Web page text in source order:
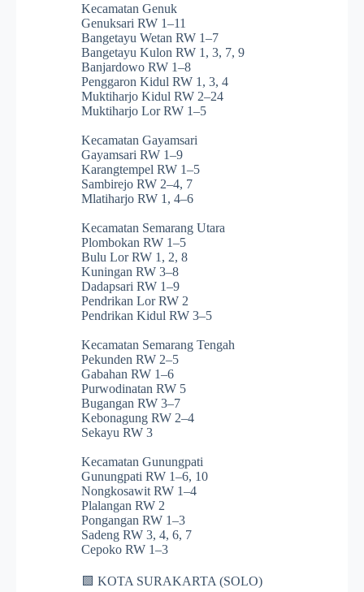
Kecamatan Genuk
Genuksari RW 1–11
Bangetayu Wetan RW 1–7
Bangetayu Kulon RW 1, 3, 7, 9
Banjardowo RW 1–8
Penggaron Kidul RW 1, 3, 4
Muktiharjo Kidul RW 2–24
Muktiharjo Lor RW 1–5
Kecamatan Gayamsari
Gayamsari RW 1–9
Karangtempel RW 1–5
Sambirejo RW 2–4, 7
Mlatiharjo RW 1, 4–6
Kecamatan Semarang Utara
Plombokan RW 1–5
Bulu Lor RW 1, 2, 8
Kuningan RW 3–8
Dadapsari RW 1–9
Pendrikan Lor RW 2
Pendrikan Kidul RW 3–5
Kecamatan Semarang Tengah
Pekunden RW 2–5
Gabahan RW 1–6
Purwodinatan RW 5
Bugangan RW 3–7
Kebonagung RW 2–4
Sekayu RW 3
Kecamatan Gunungpati
Gunungpati RW 1–6, 10
Nongkosawit RW 1–4
Plalangan RW 2
Pongangan RW 1–3
Sadeng RW 3, 4, 6, 7
Cepoko RW 1–3
🟩 KOTA SURAKARTA (SOLO)